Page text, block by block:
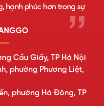
hạnh phúc hơn trong sự
Cầu Giấy, TP Hà Nội
phường Phương Liệt,
phường Hà Đông, TP